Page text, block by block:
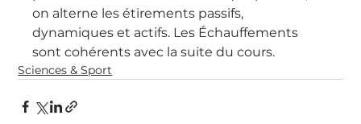
on alterne les étirements passifs,
dynamiques et actifs. Les Échauffements
sont cohérents avec la suite du cours.
Sciences & Sport